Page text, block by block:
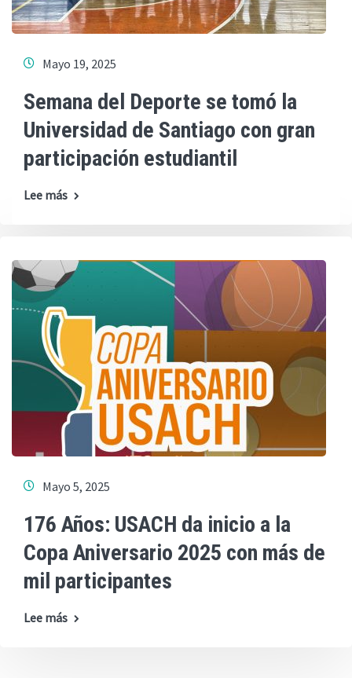
Mayo 19, 2025
Semana del Deporte se tomó la
Universidad de Santiago con gran
participación estudiantil
Lee más
Mayo 5, 2025
176 Años: USACH da inicio a la
Copa Aniversario 2025 con más de
mil participantes
Lee más